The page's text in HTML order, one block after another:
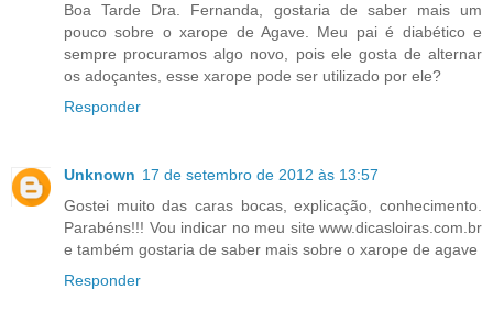
Boa Tarde Dra. Fernanda, gostaria de saber mais um
pouco sobre o xarope de Agave. Meu pai é diabético e
sempre procuramos algo novo, pois ele gosta de alternar
os adoçantes, esse xarope pode ser utilizado por ele?
Responder
Unknown 17 de setembro de 2012 às 13:57
Gostei muito das caras bocas, explicação, conhecimento.
Parabéns!!! Vou indicar no meu site www.dicasloiras.com.br
e também gostaria de saber mais sobre o xarope de agave
Responder